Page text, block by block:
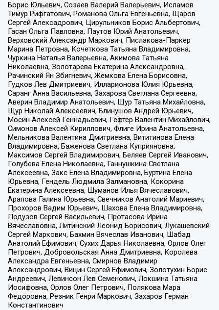
Борис Юльевич, Созаев Валерий Валерьевич, Исламов
Тимур Рифгатович, Романова Ольга Евгеньевна, Щаров
Сергей Алексадрович, Цирульников Борис Альбертович,
Гасан Ольга Павловна, Паутов Юрий Анатольевич,
Верховский Александр Маркович, Пислакова-Паркер
Марина Петровна, Кочеткова Татьяна Владимировна,
Чуркина Наталья Валерьевна, Акимова Татьяна
Николаевна, Золотарева Екатерина Александровна,
Рачинский Ян Збигневич, Жемкова Елена Борисовна,
Гудков Лев Дмитриевич, Илларионова Юлия Юрьевна,
Саранг Анна Васильевна, Захарова Светлана Сергеевна,
Аверин Владимир Анатольевич, Щур Татьяна Михайловна,
Щур Николай Алексеевич, Блинушов Андрей Юрьевич,
Мосин Алексей Геннадьевич, Гефтер Валентин Михайлович,
Симонов Алексей Кириллович, Флиге Ирина Анатольевна,
Мельникова Валентина Дмитриевна, Вититинова Елена
Владимировна, Баженова Светлана Куприяновна,
Максимов Сергей Владимирович, Беляев Сергей Иванович,
Голубева Елена Николаевна, Ганнушкина Светлана
Алексеевна, Закс Елена Владимировна, Буртина Елена
Юрьевна, Гендель Людмила Залмановна, Кокорина
Екатерина Алексеевна, Шуманов Илья Вячеславович,
Арапова Галина Юрьевна, Свечников Анатолий Мариевич,
Прохоров Вадим Юрьевич, Шахова Елена Владимировна,
Подузов Сергей Васильевич, Протасова Ирина
Вячеславовна, Литинский Леонид Борисович, Лукашевский
Сергей Маркович, Бахмин Вячеслав Иванович, Шабад
Анатолий Ефимович, Сухих Дарья Николаевна, Орлов Олег
Петрович, Добровольская Анна Дмитриевна, Королева
Александра Евгеньевна, Смирнов Владимир
Александрович, Вицин Сергей Ефимович, Золотухин Борис
Андреевич, Левинсон Лев Семенович, Локшина Татьяна
Иосифовна, Орлов Олег Петрович, Полякова Мара
Федоровна, Резник Генри Маркович, Захаров Герман
Константинович